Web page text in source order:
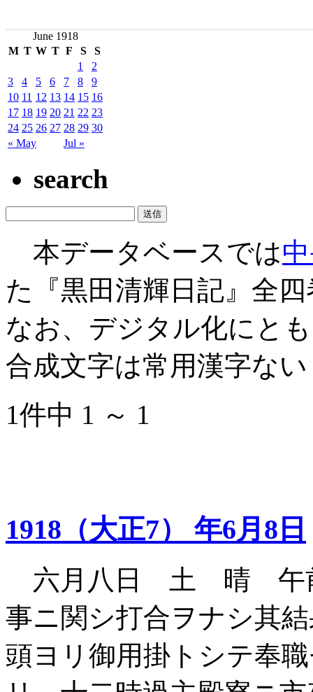
June 1918
M T W T F S S
« May Jul »
1
2
3
4 5 6 7 8
9
10 11 12 13 14 15 16
17 18 19 20 21 22 23
24 25 26 27 28 29 30
search
本データベースでは
た『黒田清輝日記』全
なお、デジタル化にと
合成文字は常用漢字な
1件中 1 ～ 1
1918（大正7） 年6月8日
六月八日 土 晴 午前
事ニ関シ打合ヲナシ其
頭ヨリ御用掛トシテ奉